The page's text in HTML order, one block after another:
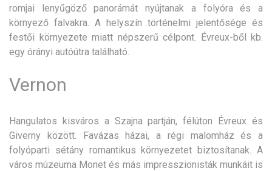
romjai lenyűgöző panorámát nyújtanak a folyóra és a
környező falvakra. A helyszín történelmi jelentősége és
festői környezete miatt népszerű célpont. Évreux-ből kb.
egy órányi autóútra található.
Vernon
Hangulatos kisváros a Szajna partján, félúton Évreux és
Giverny között. Favázas házai, a régi malomház és a
folyóparti sétány romantikus környezetet biztosítanak. A
város múzeuma Monet és más impresszionisták munkáit is